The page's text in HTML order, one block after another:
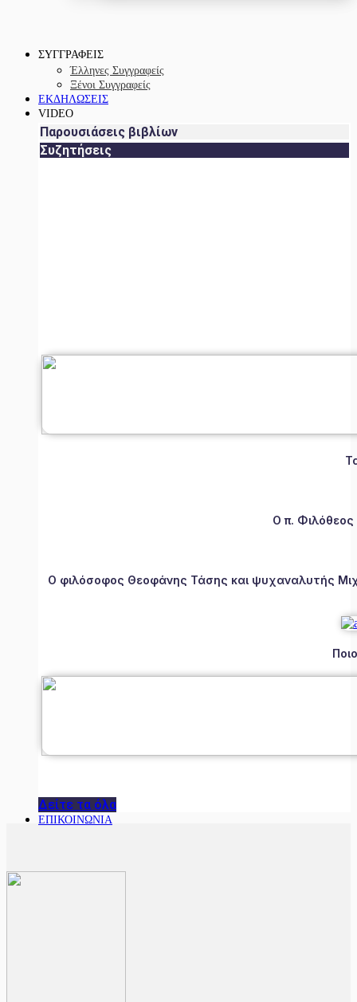
ΣΥΓΓΡΑΦΕΙΣ
Έλληνες Συγγραφείς
Ξένοι Συγγραφείς
ΕΚΔΗΛΩΣΕΙΣ
VIDEO
Παρουσιάσεις βιβλίων
Συζητήσεις
Ο π.
Ο φιλόσοφος Θεοφάνης Τάσης και ψυχαναλυτής
Δείτε τα όλα
ΕΠΙΚΟΙΝΩΝΙΑ